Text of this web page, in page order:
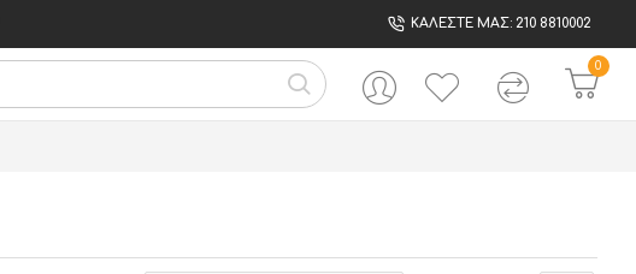
ΚΑΛΕΣΤΕ ΜΑΣ: 210 8810002
0